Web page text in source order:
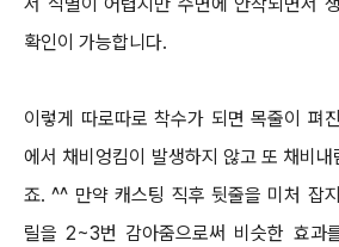
서 식별이 어렵지만 수면에 안착되면서
확인이 가능합니다.
이렇게 따로따로 착수가 되면 목줄이 펴
에서 채비엉킴이 발생하지 않고 또 채비
죠. ^^ 만약 캐스팅 직후 뒷줄을 미처 잡
릴을 2~3번 감아줌으로써 비슷한 효과